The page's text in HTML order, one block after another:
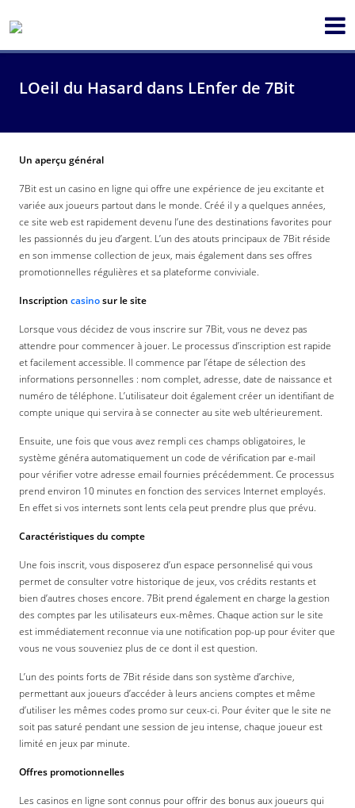
LOeil du Hasard dans LEnfer de 7Bit
Un aperçu général
7Bit est un casino en ligne qui offre une expérience de jeu excitante et
variée aux joueurs partout dans le monde. Créé il y a quelques années,
ce site web est rapidement devenu l’une des destinations favorites pour
les passionnés du jeu d’argent. L’un des atouts principaux de 7Bit réside
en son immense collection de jeux, mais également dans ses offres
promotionnelles régulières et sa plateforme conviviale.
Inscription casinosur le site
Lorsque vous décidez de vous inscrire sur 7Bit, vous ne devez pas
attendre pour commencer à jouer. Le processus d’inscription est rapide
et facilement accessible. Il commence par l’étape de sélection des
informations personnelles : nom complet, adresse, date de naissance et
numéro de téléphone. L’utilisateur doit également créer un identifiant de
compte unique qui servira à se connecter au site web ultérieurement.
Ensuite, une fois que vous avez rempli ces champs obligatoires, le
système généra automatiquement un code de vérification par e-mail
pour vérifier votre adresse email fournies précédemment. Ce processus
prend environ 10 minutes en fonction des services Internet employés.
En effet si vos internets sont lents cela peut prendre plus que prévu.
Caractéristiques du compte
Une fois inscrit, vous disposerez d’un espace personnelisé qui vous
permet de consulter votre historique de jeux, vos crédits restants et
bien d’autres choses encore. 7Bit prend également en charge la gestion
des comptes par les utilisateurs eux-mêmes. Chaque action sur le site
est immédiatement reconnue via une notification pop-up pour éviter que
vous ne vous souveniez plus de ce dont il est question.
L’un des points forts de 7Bit réside dans son système d’archive,
permettant aux joueurs d’accéder à leurs anciens comptes et même
d’utiliser les mêmes codes promo sur ceux-ci. Pour éviter que le site ne
soit pas saturé pendant une session de jeu intense, chaque joueur est
limité en jeux par minute.
Offres promotionnelles
Les casinos en ligne sont connus pour offrir des bonus aux joueurs qui